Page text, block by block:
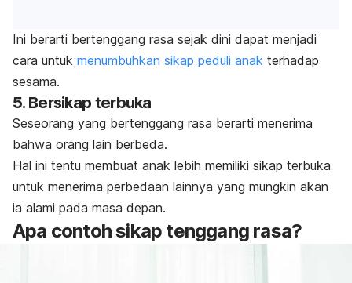
Ini berarti bertenggang rasa sejak dini dapat menjadi
cara untuk menumbuhkan sikap peduli anak terhadap
sesama.
5. Bersikap terbuka
Seseorang yang bertenggang rasa berarti menerima
bahwa orang lain berbeda.
Hal ini tentu membuat anak lebih memiliki sikap terbuka
untuk menerima perbedaan lainnya yang mungkin akan
ia alami pada masa depan.
Apa contoh sikap tenggang rasa?